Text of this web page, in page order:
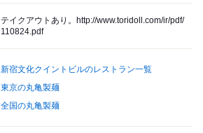
テイクアウトあり。http://www.toridoll.com/ir/pdf/
110824.pdf
新宿文化クイントビルのレストラン一覧
東京の丸亀製麺
全国の丸亀製麺